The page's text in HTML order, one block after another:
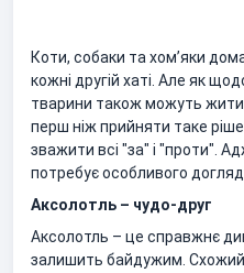
Коти, собаки та хомʼяки
кожні другій хаті. Але як
тварини також можуть жити
перш ніж прийняти таке
зважити всі "за" і "проти".
потребує особливого
Аксолотль – чудо-друг
Аксолотль – це справжнє
залишить байдужим.